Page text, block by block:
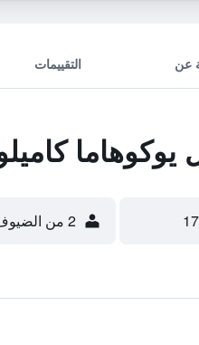
عن التقييمات
2 من الضيوف، غرفة واحدة